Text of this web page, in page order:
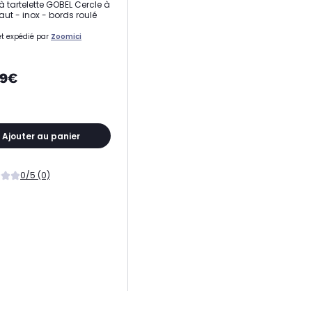
tartelette GOBEL Cercle à
- inox - bords roulé
expédié par Zoomici
Ajouter au panier
0/5 (0)